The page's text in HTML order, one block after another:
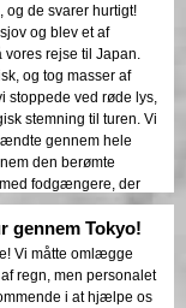
og de svarer hurtigt!
og blev et af
vores rejse til Japan.
og tog masser af
stoppede ved røde lys,
stemning til turen. Vi
gennem hele
den berømte
fodgængere, der
gjorde oplevelsen
Hvis du er i Japan,
at prøve street
du aldrig vil
gennem Tokyo!
Vi måtte omlægge
regn, men personalet
i at hjælpe os